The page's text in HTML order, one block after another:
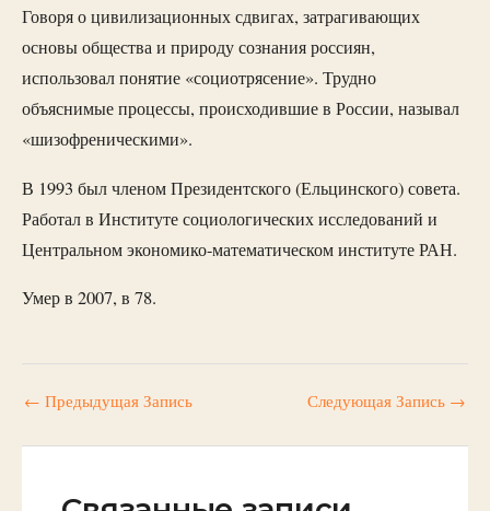
Говоря о цивилизационных сдвигах, затрагивающих
основы общества и природу сознания россиян,
использовал понятие «социотрясение». Трудно
объяснимые процессы, происходившие в России, называл
«шизофреническими».
В 1993 был членом Президентского (Ельцинского) совета.
Работал в Институте социологических исследований и
Центральном экономико-математическом институте РАН.
Умер в 2007, в 78.
← Предыдущая Запись Следующая Запись →